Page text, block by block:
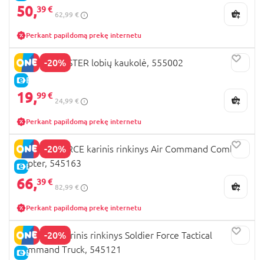
50,39 €
62,99 €
Perkant papildomą prekę internetu
-20%
E-KAINA
BUCKET MASTER lobių kaukolė, 555002
19,99 €
24,99 €
Perkant papildomą prekę internetu
-20%
E-KAINA
SOLDIER FORCE karinis rinkinys Air Command Combat
Copter, 545163
66,39 €
82,99 €
Perkant papildomą prekę internetu
-20%
E-KAINA
CHAP MEI karinis rinkinys Soldier Force Tactical
Command Truck, 545121